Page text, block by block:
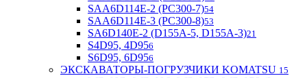
SAA6D114E-2 (PC300-7)54
SAA6D114E-3 (PC300-8)53
SA6D140E-2 (D155A-5, D155A-3)21
S4D95, 4D956
S6D95, 6D956
ЭКСКАВАТОРЫ-ПОГРУЗЧИКИ KOMATSU 15